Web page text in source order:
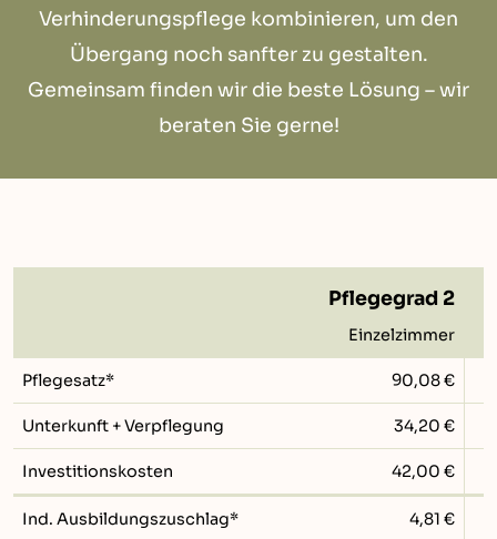
Verhinderungspflege kombinieren, um den
Übergang noch sanfter zu gestalten.
Gemeinsam finden wir die beste Lösung – wir
beraten Sie gerne!
Pflegegrad 2
Einzelzimmer
Pflegesatz* 90,08 €
Unterkunft + Verpflegung 34,20 €
Investitionskosten 42,00 €
Ind. Ausbildungszuschlag* 4,81 €